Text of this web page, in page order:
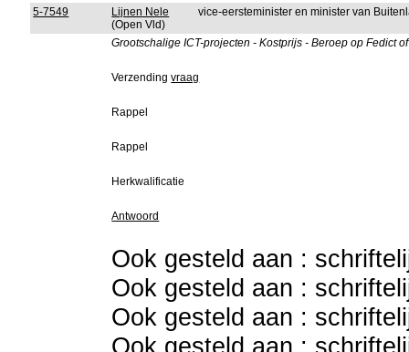
5-7549
Lijnen Nele
(Open Vld)
vice-eersteminister en minister van
Grootschalige ICT-projecten - Kostprijs - Beroep op Fedict
Verzendingvraag
Rappel
Rappel
Herkwalificatie
Antwoord
Ook gesteld aan :
Ook gesteld aan :
Ook gesteld aan :
Ook gesteld aan :